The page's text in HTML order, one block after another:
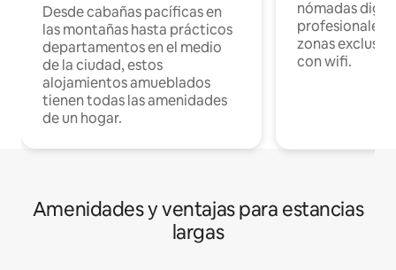
Desde cabañas pacíficas en
las montañas hasta prácticos
departamentos en el medio
de la ciudad, estos
alojamientos amueblados
tienen todas las amenidades
de un hogar.
nómadas
profesionales
zonas
con wifi.
Amenidades y ventajas para estancias
largas